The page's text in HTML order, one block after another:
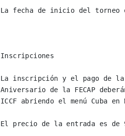
La fecha de inicio del torneo
Inscripciones
La inscripción y el pago de
Aniversario de la FECAP
ICCF abriendo el menú Cuba en
El precio de la entrada es de